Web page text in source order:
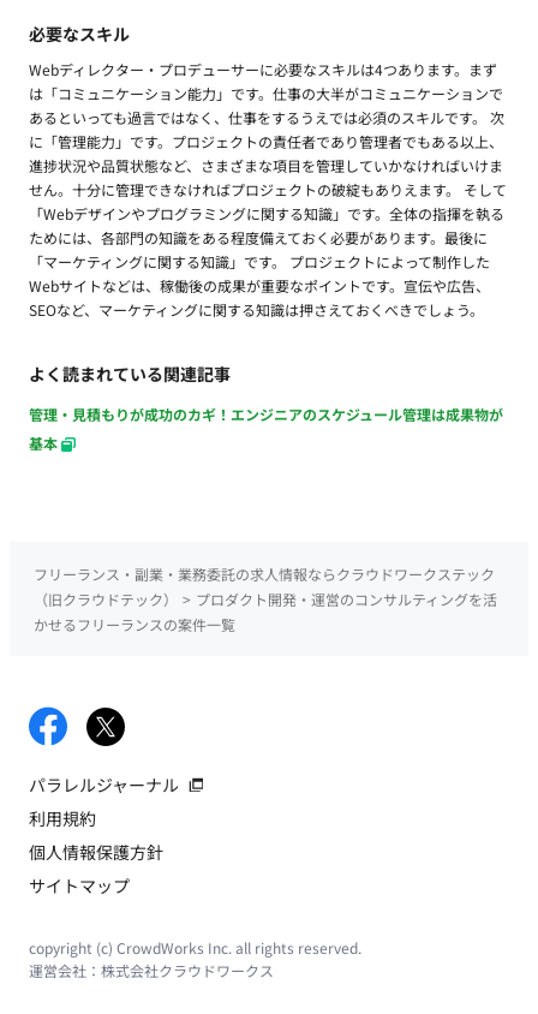
必要なスキル
Webディレクター・プロデューサーに必要なスキルは4つあります。まず
は「コミュニケーション能力」です。仕事の大半がコミュニケーションで
あるといっても過言ではなく、仕事をするうえでは必須のスキルです。 次
に「管理能力」です。プロジェクトの責任者であり管理者でもある以上、
進捗状況や品質状態など、さまざまな項目を管理していかなければいけま
せん。十分に管理できなければプロジェクトの破綻もありえます。 そして
「Webデザインやプログラミングに関する知識」です。全体の指揮を執る
ためには、各部門の知識をある程度備えておく必要があります。最後に
「マーケティングに関する知識」です。 プロジェクトによって制作した
Webサイトなどは、稼働後の成果が重要なポイントです。宣伝や広告、
SEOなど、マーケティングに関する知識は押さえておくべきでしょう。
よく読まれている関連記事
管理・見積もりが成功のカギ！エンジニアのスケジュール管理は成果物が
基本
フリーランス・副業・業務委託の求人情報ならクラウドワークステック
（旧クラウドテック）
> プロダクト開発・運営のコンサルティングを活
かせるフリーランスの案件一覧
パラレルジャーナル
利用規約
個人情報保護方針
サイトマップ
copyright (c) CrowdWorks Inc. all rights reserved.
運営会社： 株式会社クラウドワークス